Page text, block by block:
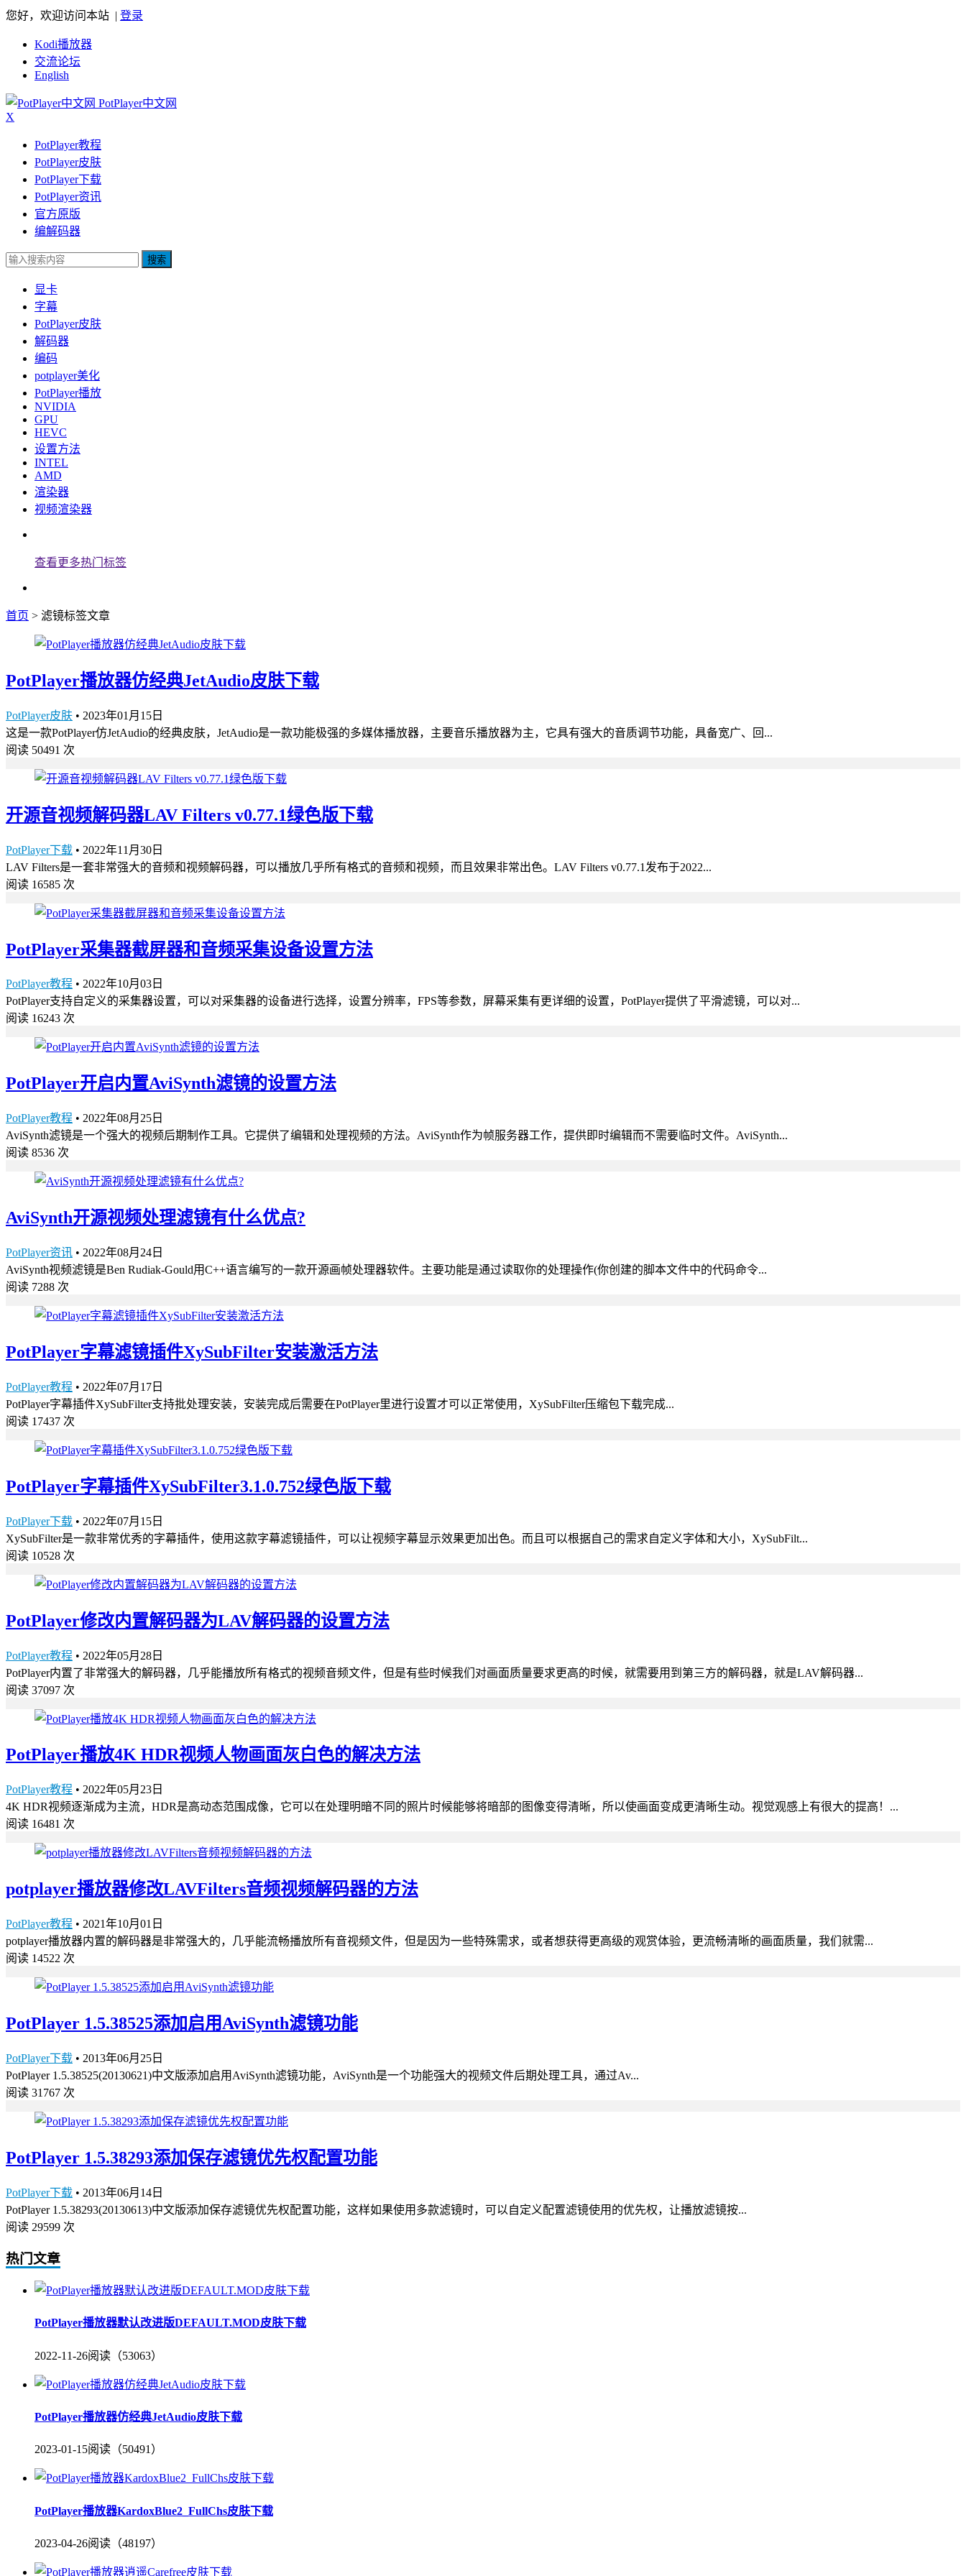
您好，欢迎访问本站 | 登录
Kodi播放器
交流论坛
English
PotPlayer中文网
X
PotPlayer教程
PotPlayer皮肤
PotPlayer下载
PotPlayer资讯
官方原版
编解码器
搜索
显卡
字幕
PotPlayer皮肤
解码器
编码
potplayer美化
PotPlayer播放
NVIDIA
GPU
HEVC
设置方法
INTEL
AMD
渲染器
视频渲染器
查看更多热门标签
首页 > 滤镜标签文章
PotPlayer播放器仿经典JetAudio皮肤下载
PotPlayer皮肤 • 2023年01月15日
这是一款PotPlayer仿JetAudio的经典皮肤，JetAudio是一款功能极强的多媒体播放器，主要音乐播放器为主，它具有强大的音质调节功能，具备宽广、回...
阅读 50491 次
开源音视频解码器LAV Filters v0.77.1绿色版下载
PotPlayer下载 • 2022年11月30日
LAV Filters是一套非常强大的音频和视频解码器，可以播放几乎所有格式的音频和视频，而且效果非常出色。LAV Filters v0.77.1发布于2022...
阅读 16585 次
PotPlayer采集器截屏器和音频采集设备设置方法
PotPlayer教程 • 2022年10月03日
PotPlayer支持自定义的采集器设置，可以对采集器的设备进行选择，设置分辨率，FPS等参数，屏幕采集有更详细的设置，PotPlayer提供了平滑滤镜，可以对...
阅读 16243 次
PotPlayer开启内置AviSynth滤镜的设置方法
PotPlayer教程 • 2022年08月25日
AviSynth滤镜是一个强大的视频后期制作工具。它提供了编辑和处理视频的方法。AviSynth作为帧服务器工作，提供即时编辑而不需要临时文件。AviSynth...
阅读 8536 次
AviSynth开源视频处理滤镜有什么优点?
PotPlayer资讯 • 2022年08月24日
AviSynth视频滤镜是Ben Rudiak-Gould用C++语言编写的一款开源画帧处理器软件。主要功能是通过读取你的处理操作(你创建的脚本文件中的代码命令...
阅读 7288 次
PotPlayer字幕滤镜插件XySubFilter安装激活方法
PotPlayer教程 • 2022年07月17日
PotPlayer字幕插件XySubFilter支持批处理安装，安装完成后需要在PotPlayer里进行设置才可以正常使用，XySubFilter压缩包下载完成...
阅读 17437 次
PotPlayer字幕插件XySubFilter3.1.0.752绿色版下载
PotPlayer下载 • 2022年07月15日
XySubFilter是一款非常优秀的字幕插件，使用这款字幕滤镜插件，可以让视频字幕显示效果更加出色。而且可以根据自己的需求自定义字体和大小，XySubFilt...
阅读 10528 次
PotPlayer修改内置解码器为LAV解码器的设置方法
PotPlayer教程 • 2022年05月28日
PotPlayer内置了非常强大的解码器，几乎能播放所有格式的视频音频文件，但是有些时候我们对画面质量要求更高的时候，就需要用到第三方的解码器，就是LAV解码器...
阅读 37097 次
PotPlayer播放4K HDR视频人物画面灰白色的解决方法
PotPlayer教程 • 2022年05月23日
4K HDR视频逐渐成为主流，HDR是高动态范围成像，它可以在处理明暗不同的照片时候能够将暗部的图像变得清晰，所以使画面变成更清晰生动。视觉观感上有很大的提高！...
阅读 16481 次
potplayer播放器修改LAVFilters音频视频解码器的方法
PotPlayer教程 • 2021年10月01日
potplayer播放器内置的解码器是非常强大的，几乎能流畅播放所有音视频文件，但是因为一些特殊需求，或者想获得更高级的观赏体验，更流畅清晰的画面质量，我们就需...
阅读 14522 次
PotPlayer 1.5.38525添加启用AviSynth滤镜功能
PotPlayer下载 • 2013年06月25日
PotPlayer 1.5.38525(20130621)中文版添加启用AviSynth滤镜功能，AviSynth是一个功能强大的视频文件后期处理工具，通过Av...
阅读 31767 次
PotPlayer 1.5.38293添加保存滤镜优先权配置功能
PotPlayer下载 • 2013年06月14日
PotPlayer 1.5.38293(20130613)中文版添加保存滤镜优先权配置功能，这样如果使用多款滤镜时，可以自定义配置滤镜使用的优先权，让播放滤镜按...
阅读 29599 次
热门文章
PotPlayer播放器默认改进版DEFAULT.MOD皮肤下载
2022-11-26阅读（53063）
PotPlayer播放器仿经典JetAudio皮肤下载
2023-01-15阅读（50491）
PotPlayer播放器KardoxBlue2_FullChs皮肤下载
2023-04-26阅读（48197）